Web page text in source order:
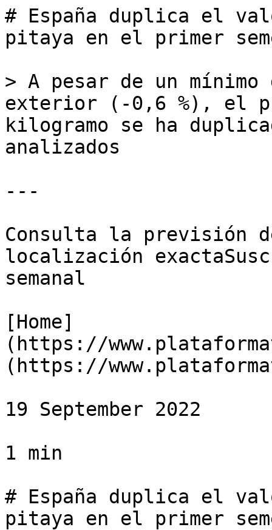
# España duplica el
pitaya en el primer
> A pesar de un
exterior (-0,6 %), el
kilogramo se ha
analizados
---
Consulta la previsión
localización
semanal
[Home]
(https://
(https://
19 September 2022
1 min
# España duplica el
pitaya en el primer